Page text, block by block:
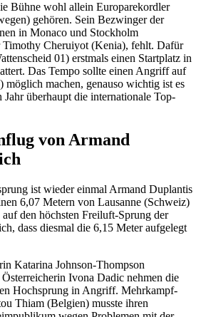
Bühne wohl allein Europarekordler
gehören. Sein Bezwinger der
in Monaco und Stockholm
Timothy Cheruiyot (Kenia), fehlt. Dafür
01) erstmals einen Startplatz in
Das Tempo sollte einen Angriff auf
möglich machen, genauso wichtig ist es
überhaupt die internationale Top-
von Armand
ist wieder einmal Armand Duplantis
6,07 Metern von Lausanne (Schweiz)
den höchsten Freiluft-Sprung der
dass diesmal die 6,15 Meter aufgelegt
Katarina Johnson-Thompson
Ivona Dadic nehmen die
Hochsprung in Angriff. Mehrkampf-
Thiam (Belgien) musste ihren